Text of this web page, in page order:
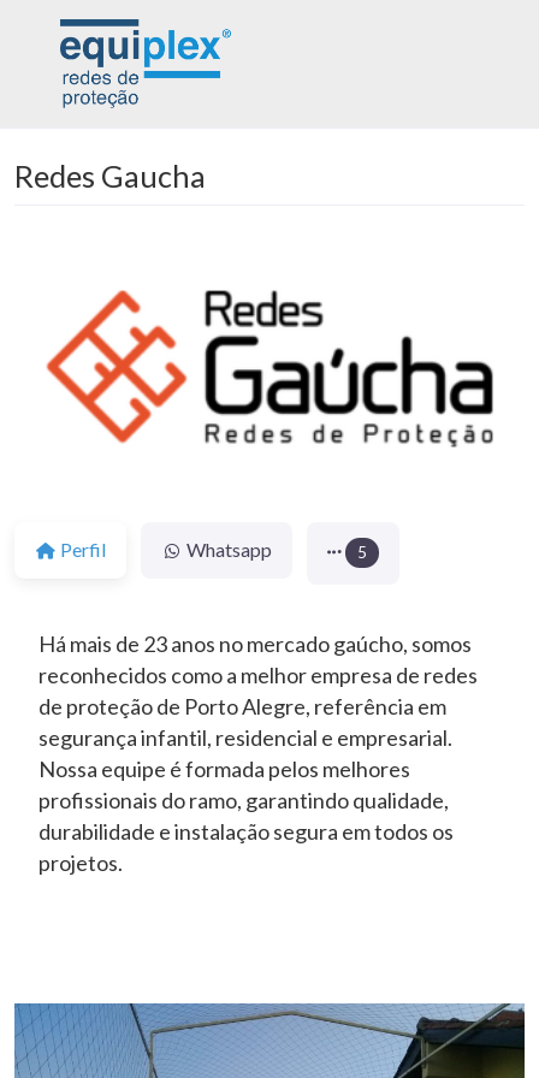
Redes Gaucha
Perfil Whatsapp 5
Há mais de 23 anos no mercado gaúcho, somos
reconhecidos como a melhor empresa de redes
de proteção de Porto Alegre, referência em
segurança infantil, residencial e empresarial.
Nossa equipe é formada pelos melhores
profissionais do ramo, garantindo qualidade,
durabilidade e instalação segura em todos os
projetos.